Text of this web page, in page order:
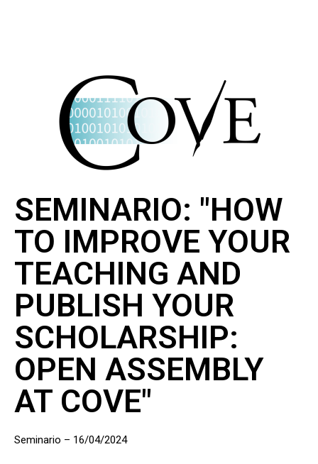
SEMINARIO: "HOW
TO IMPROVE YOUR
TEACHING AND
PUBLISH YOUR
SCHOLARSHIP:
OPEN ASSEMBLY
AT COVE"
Seminario – 16/04/2024